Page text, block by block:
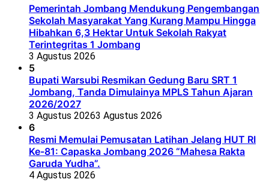
Pemerintah Jombang Mendukung Pengembangan
Sekolah Masyarakat Yang Kurang Mampu Hingga
Hibahkan 6,3 Hektar Untuk Sekolah Rakyat
Terintegritas 1 Jombang
3 Agustus 2026
5
Bupati Warsubi Resmikan Gedung Baru SRT 1
Jombang, Tanda Dimulainya MPLS Tahun Ajaran
2026/2027
3 Agustus 20263 Agustus 2026
6
Resmi Memulai Pemusatan Latihan Jelang HUT RI
Ke-81: Capaska Jombang 2026 “Mahesa Rakta
Garuda Yudha”.
4 Agustus 2026